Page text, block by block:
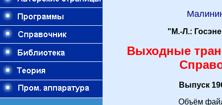
"М.-Л.:
Выходные
Выпуск
Объём